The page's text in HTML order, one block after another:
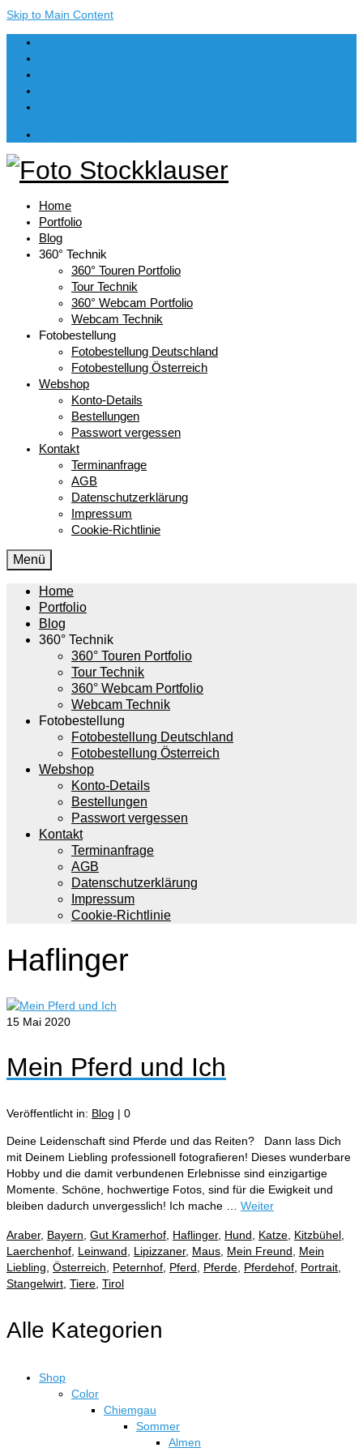
Skip to Main Content
Home
Portfolio
Blog
360° Technik
360° Touren Portfolio
Tour Technik
360° Webcam Portfolio
Webcam Technik
Fotobestellung
Fotobestellung Deutschland
Fotobestellung Österreich
Webshop
Konto-Details
Bestellungen
Passwort vergessen
Kontakt
Terminanfrage
AGB
Datenschutzerklärung
Impressum
Cookie-Richtlinie
Menü
Home
Portfolio
Blog
360° Technik
360° Touren Portfolio
Tour Technik
360° Webcam Portfolio
Webcam Technik
Fotobestellung
Fotobestellung Deutschland
Fotobestellung Österreich
Webshop
Konto-Details
Bestellungen
Passwort vergessen
Kontakt
Terminanfrage
AGB
Datenschutzerklärung
Impressum
Cookie-Richtlinie
Haflinger
15 Mai 2020
Mein Pferd und Ich
Veröffentlicht in: Blog | 0
Deine Leidenschaft sind Pferde und das Reiten? Dann lass Dich
mit Deinem Liebling professionell fotografieren! Dieses wunderbare
Hobby und die damit verbundenen Erlebnisse sind einzigartige
Momente. Schöne, hochwertige Fotos, sind für die Ewigkeit und
bleiben dadurch unvergesslich! Ich mache … Weiter
Araber, Bayern Gut Kramerhof Haflinger, Hund Katze Kitzbühel
Laerchenhof Leinwand Lipizzaner, Maus Mein Freund
Mein
Liebling Österreich Peternhof Pferd Pferde Pferdehof Portrait
Stangelwirt Tiere Tirol
Alle Kategorien
Shop
Color
Chiemgau
Sommer
Almen